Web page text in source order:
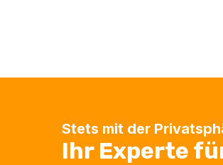
Stets mit der
Ihr Experte